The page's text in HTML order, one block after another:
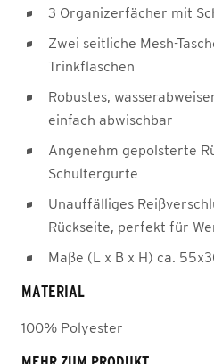
3 Organizerfächer mit
Zwei seitliche Mesh-
Trinkflaschen
Robustes,
einfach abwischbar
Angenehm gepolsterte
Schultergurte
Unauffälliges
Rückseite, perfekt für
Maße (L x B x H) ca.
MATERIAL
100% Polyester